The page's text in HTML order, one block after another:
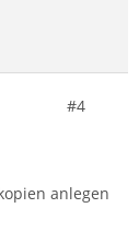
#4
anlegen